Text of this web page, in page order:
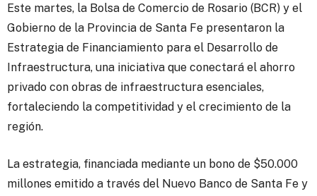
Este martes, la Bolsa de Comercio de Rosario (BCR) y el
Gobierno de la Provincia de Santa Fe presentaron la
Estrategia de Financiamiento para el Desarrollo de
Infraestructura, una iniciativa que conectará el ahorro
privado con obras de infraestructura esenciales,
fortaleciendo la competitividad y el crecimiento de la
región.
La estrategia, financiada mediante un bono de $50.000
millones emitido a través del Nuevo Banco de Santa Fe y